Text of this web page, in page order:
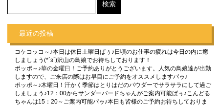
最近の投稿
コケコッコ～♪本日は休日土曜日ぱぅ♪日頃のお仕事の疲れは今日の内に癒
しましょう(*´з`)沢山の鳥娘でお待ちしております！
ポッポ～♪華の金曜日！ご予約ありがとうございます。人気の鳥娘達が出勤
しますので、ご来店の際はお早目にご予約をオススメしますパゥ♪
ポッポ～♪木曜日！汗かく季節はとりはだのパウダーでサラサラにして過ご
しましょう♪12：00からサンダーバードちゃんがご案内可能ぱぅ♪こんどる
ちゃんは15：20～ご案内可能パゥ♪本日も皆様のご予約お待ちしておりま